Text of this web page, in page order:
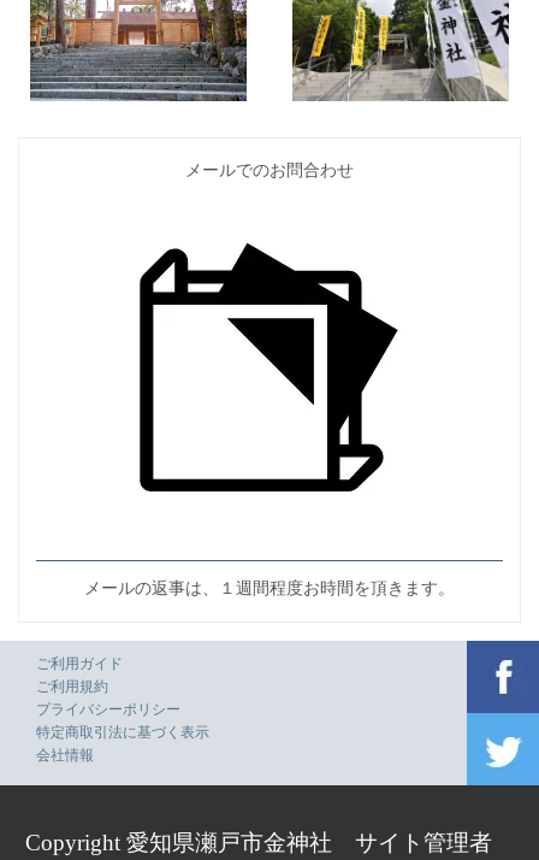
メールでのお問合わせ
メールの返事は、１週間程度お時間を頂きます。
ご利用ガイド
ご利用規約
プライバシーポリシー
特定商取引法に基づく表示
会社情報
Copyright 愛知県瀬戸市金神社 サイト管理者